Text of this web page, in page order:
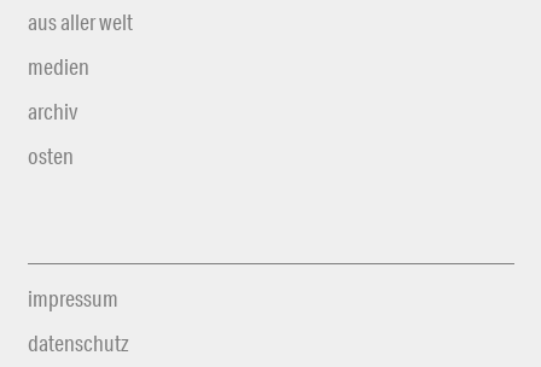
aus aller welt
medien
archiv
osten
impressum
datenschutz